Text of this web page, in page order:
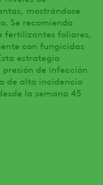
mostrándose
Se recomienda
fertilizantes foliares,
con fungicidas
estrategia
de infección
de alta incidencia
la semana 45